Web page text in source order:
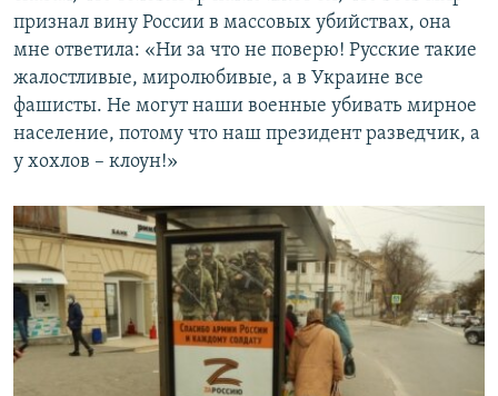
признал вину России в массовых убийствах, она
мне ответила: «Ни за что не поверю! Русские такие
жалостливые, миролюбивые, а в Украине все
фашисты. Не могут наши военные убивать мирное
население, потому что наш президент разведчик, а
у хохлов – клоун!»